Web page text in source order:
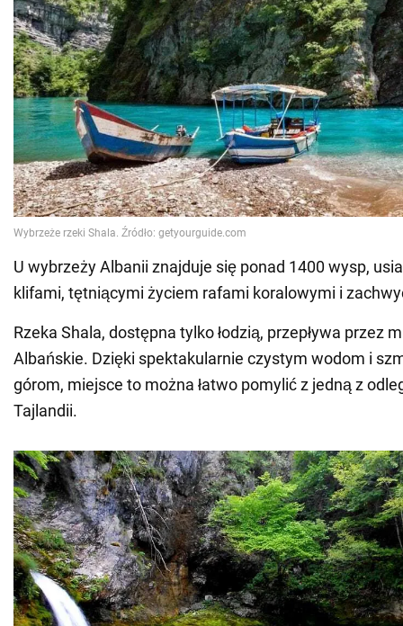
U wybrzeży Albanii znajduje się ponad 1400 wysp,
klifami, tętniącymi życiem rafami koralowymi i
Rzeka Shala, dostępna tylko łodzią, przepływa przez
Albańskie. Dzięki spektakularnie czystym wodom i
górom, miejsce to można łatwo pomylić z jedną z
Tajlandii.